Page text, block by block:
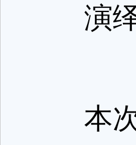
演绎
本次